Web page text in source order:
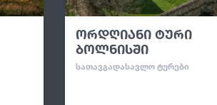
ორდღიანი ტური
ბოლნისში
ᲡᲐᲗᲐᲕᲒᲐᲓᲐᲡᲐᲕᲚᲝ ᲢᲣᲠᲔᲑᲘ